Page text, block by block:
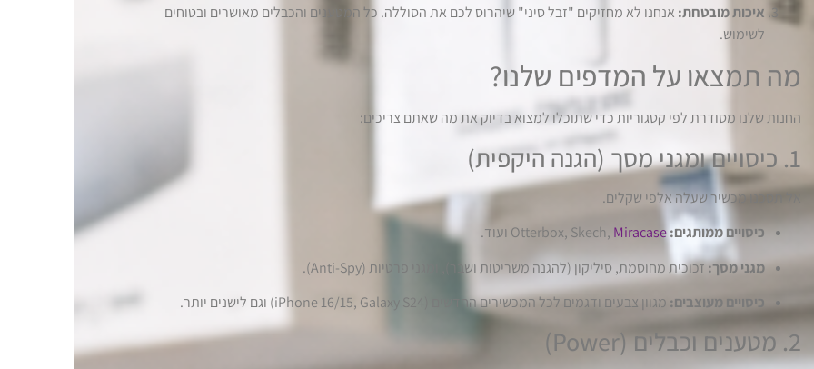
איכות מובטחת: אנחנו לא מחזיקים "זבל סיני" שיהרוס לכם את הסוללה. כל המטענים והכבלים מאושרים ובטוחים
לשימוש.
מה תמצאו על המדפים שלנו?
החנות שלנו מסודרת לפי קטגוריות כדי שתוכלו למצוא בדיוק את מה שאתם צריכים:
1. כיסויים ומגני מסך (הגנה היקפית)
אל תסכנו מכשיר שעלה אלפי שקלים.
כיסויים ממותגים:Miracase
ועוד.
מגני מסך:זכוכית מחוסמת, סיליקון (להגנה משריטות ושבר), ומגני פרטיות (Anti-Spy).
כיסויים מעוצבים: מגוון צבעים ודגמים לכל המכשירים החדשים (iPhone 16/15, Galaxy S24) וגם לישנים יותר.
2. מטענים וכבלים (Power)